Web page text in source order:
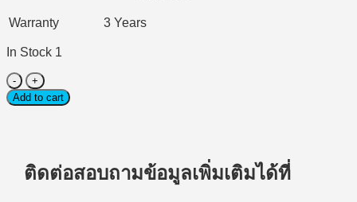
Warranty 3 Years
In Stock 1
Monitor
(จอ
P
27
Add to cart
ติดต่อสอบถามข้อมูลเพิ่มเติมได้ที่